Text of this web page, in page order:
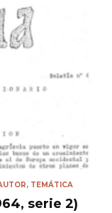
, TEMÁTICA
serie 2)